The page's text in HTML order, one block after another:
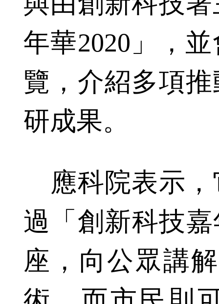
年華2020」，
覽，介紹多項
研成果。
應科院表示，
過「創新科技
座，向公眾講